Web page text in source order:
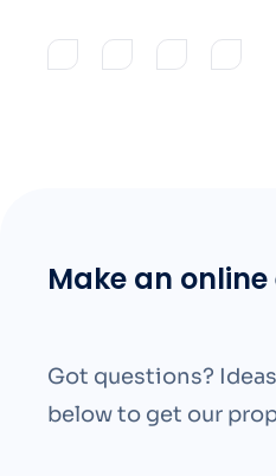
Make an
Got questions?
below to get our